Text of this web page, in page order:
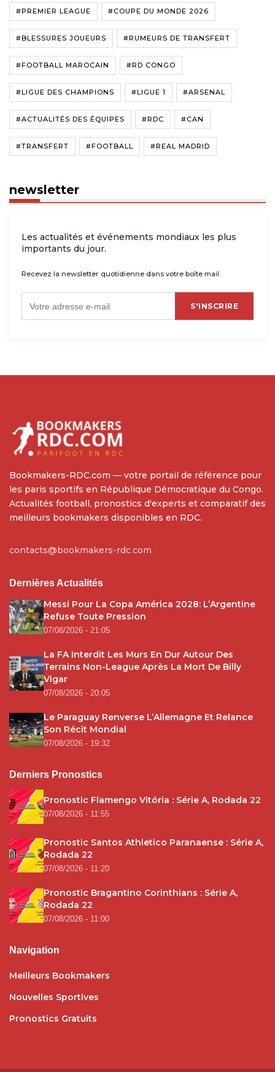
#PREMIER LEAGUE #COUPE DU MONDE 2026
#BLESSURES JOUEURS #RUMEURS DE TRANSFERT
#FOOTBALL MAROCAIN #RD CONGO
#LIGUE DES CHAMPIONS #LIGUE 1 #ARSENAL
#ACTUALITÉS DES ÉQUIPES #RDC #CAN
#TRANSFERT #FOOTBALL #REAL MADRID
newsletter
Les actualités et événements mondiaux les plus
importants du jour.
Recevez la newsletter quotidienne dans votre boîte mail.
S'INSCRIRE
Bookmakers-RDC.com — votre portail de référence pour
les paris sportifs en République Démocratique du Congo.
Actualités football, pronostics d'experts et comparatif des
meilleurs bookmakers disponibles en RDC.
contacts@bookmakers-rdc.com
Dernières Actualités
Messi Pour La Copa América 2028: L’Argentine
Refuse Toute Pression
07/08/2026 - 21:05
La FA Interdit Les Murs En Dur Autour Des
Terrains Non-League Après La Mort De Billy
Vigar
07/08/2026 - 20:05
Le Paraguay Renverse L’Allemagne Et Relance
Son Récit Mondial
07/08/2026 - 19:32
Derniers Pronostics
Pronostic Flamengo Vitória : Série A, Rodada 22
07/08/2026 - 11:55
Pronostic Santos Athletico Paranaense : Série A,
Rodada 22
07/08/2026 - 11:20
Pronostic Bragantino Corinthians : Série A,
Rodada 22
07/08/2026 - 11:00
Navigation
Meilleurs Bookmakers
Nouvelles Sportives
Pronostics Gratuits